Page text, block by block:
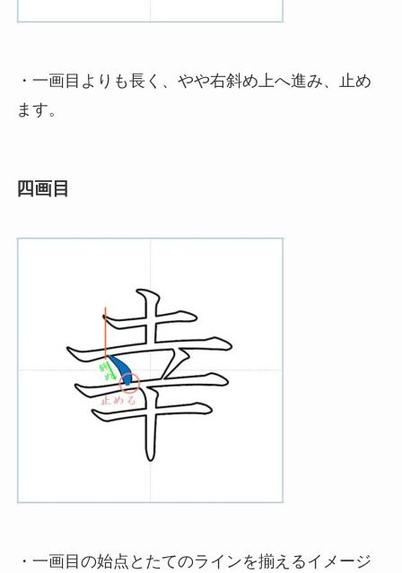
・一画目よりも長く、やや右斜め上へ進み、止め
ます。
四画目
・一画目の始点とたてのラインを揃えるイメージ